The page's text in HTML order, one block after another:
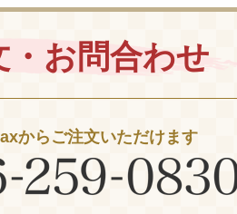
・お問合わせ
からご注文いただけます